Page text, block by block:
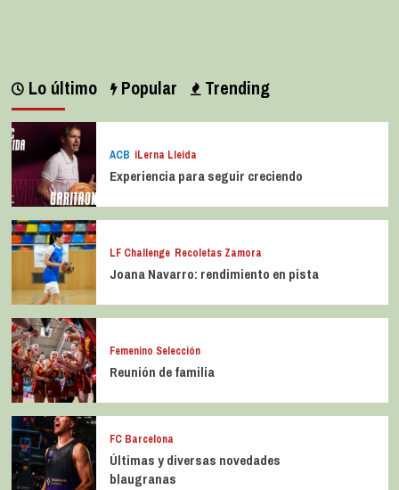
Lo último Popular Trending
ACB iLerna Lleida
Experiencia para seguir creciendo
LF Challenge Recoletas Zamora
Joana Navarro: rendimiento en pista
Femenino Selección
Reunión de familia
FC Barcelona
Últimas y diversas novedades
blaugranas